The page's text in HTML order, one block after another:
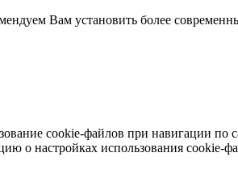
Вам установить более
cookie-файлов при навигации по
о настройках использования cookie-